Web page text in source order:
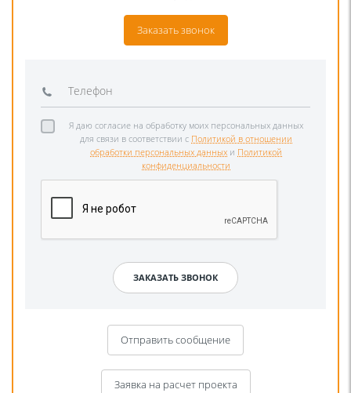
Заказать звонок
Я даю согласие на обработку моих персональных данных
для связи в соответствии с Политикой в отношении
обработки персональных данных и Политикой
конфиденциальности
Отправить сообщение
Заявка на расчет проекта